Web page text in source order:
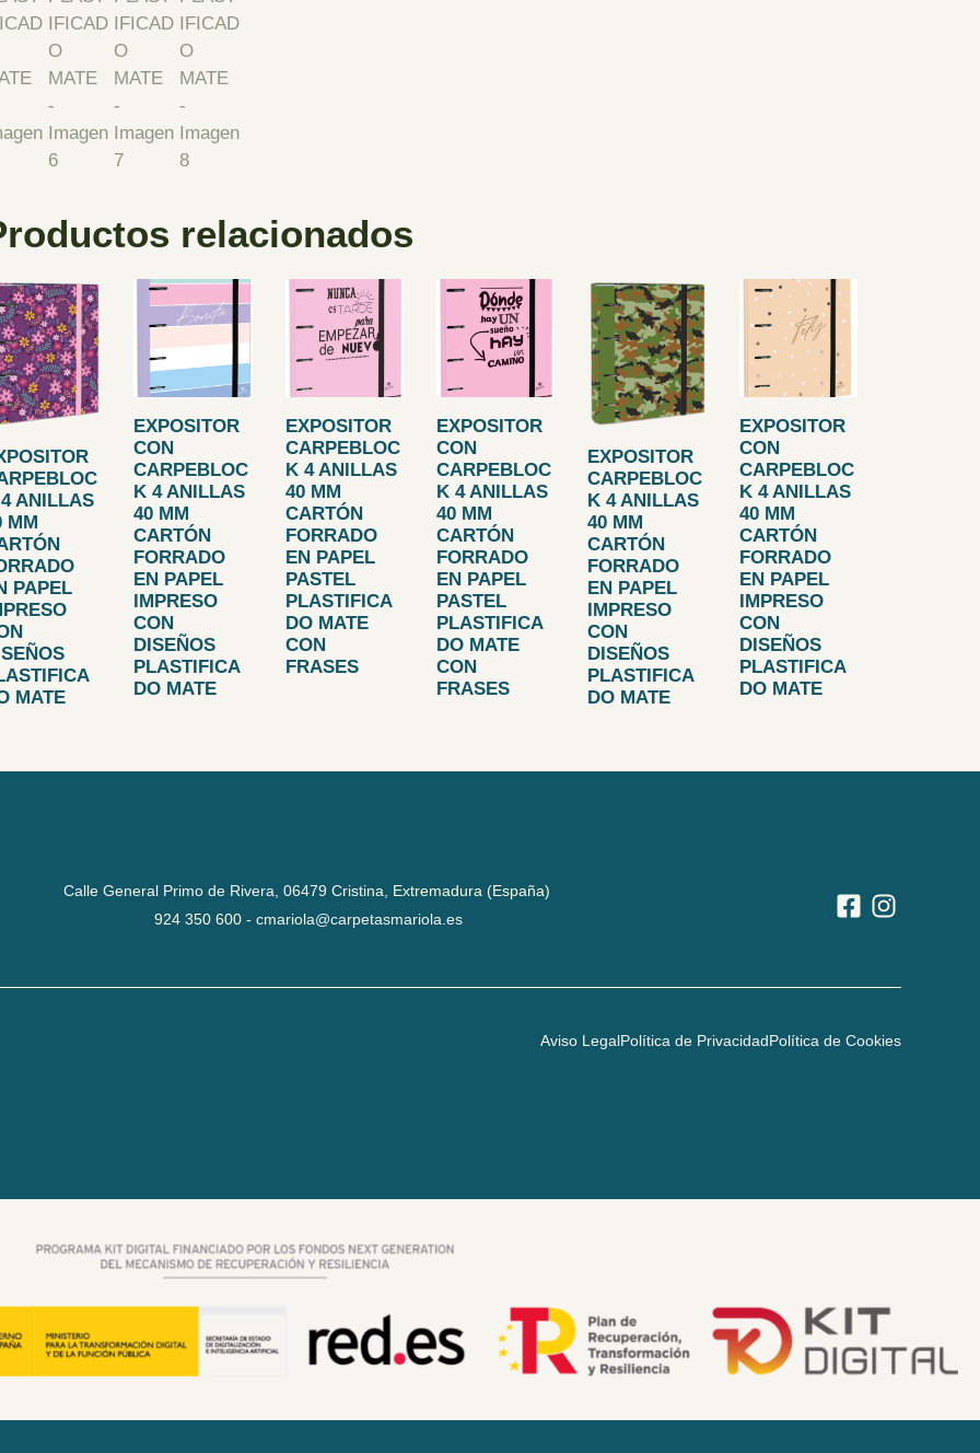
relacionados
ANILLAS
MM
PAPEL
MATE
EXPOSITOR
CON
CARPEBLOC
K 4 ANILLAS
40 MM
CARTÓN
FORRADO
EN PAPEL
IMPRESO
CON
DISEÑOS
PLASTIFICA
DO MATE
EXPOSITOR
CARPEBLOC
K 4 ANILLAS
40 MM
CARTÓN
FORRADO
EN PAPEL
PASTEL
PLASTIFICA
DO MATE
CON
FRASES
EXPOSITOR
CON
CARPEBLOC
K 4 ANILLAS
40 MM
CARTÓN
FORRADO
EN PAPEL
PASTEL
PLASTIFICA
DO MATE
CON
FRASES
EXPOSITOR
CARPEBLOC
K 4 ANILLAS
40 MM
CARTÓN
FORRADO
EN PAPEL
IMPRESO
CON
DISEÑOS
PLASTIFICA
DO MATE
EXPOSITOR
CON
CARPEBLOC
K 4 ANILLAS
40 MM
CARTÓN
FORRADO
EN PAPEL
IMPRESO
CON
DISEÑOS
PLASTIFICA
DO MATE
Calle General Primo de Rivera, 06479 Cristina,
Extremadura (España)
924 350 600 - cmariola@carpetasmariola.es
Aviso LegalPolítica de PrivacidadPolítica de Cookies